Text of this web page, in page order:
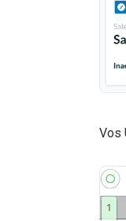
Vos